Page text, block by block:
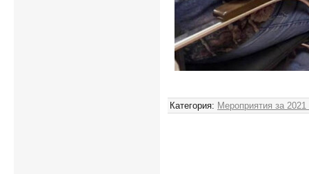
Категория: Мероприятия за 2021